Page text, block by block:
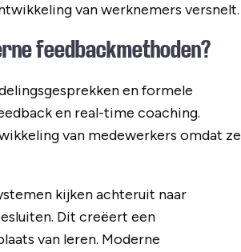
van werknemers versnelt.
feedbackmethoden?
en formele
en real-time coaching.
van medewerkers omdat ze
kijken achteruit naar
Dit creëert een
van leren. Moderne